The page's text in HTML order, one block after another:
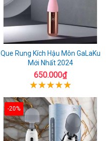
Que Rung Kích Hậu Môn GaLaKu
Mới Nhất 2024
650.000₫
-20%